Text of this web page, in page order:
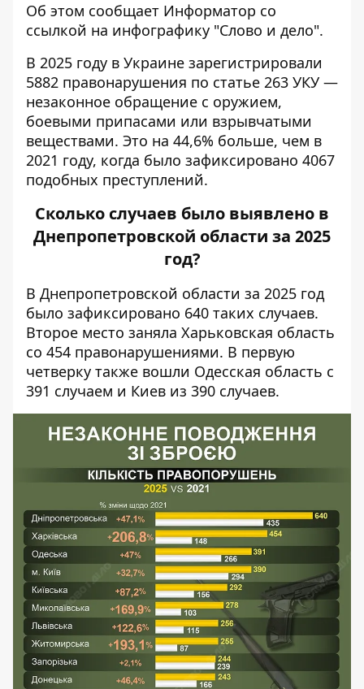
Об этом сообщает Информатор со
ссылкой на инфографику "Слово и дело".
В 2025 году в Украине зарегистрировали
5882 правонарушения по статье 263 УКУ —
незаконное обращение с оружием,
боевыми припасами или взрывчатыми
веществами. Это на 44,6% больше, чем в
2021 году, когда было зафиксировано 4067
подобных преступлений.
Сколько случаев было выявлено в
Днепропетровской области за 2025
год?
В Днепропетровской области за 2025 год
было зафиксировано 640 таких случаев.
Второе место заняла Харьковская область
со 454 правонарушениями. В первую
четверку также вошли Одесская область с
391 случаем и Киев из 390 случаев.